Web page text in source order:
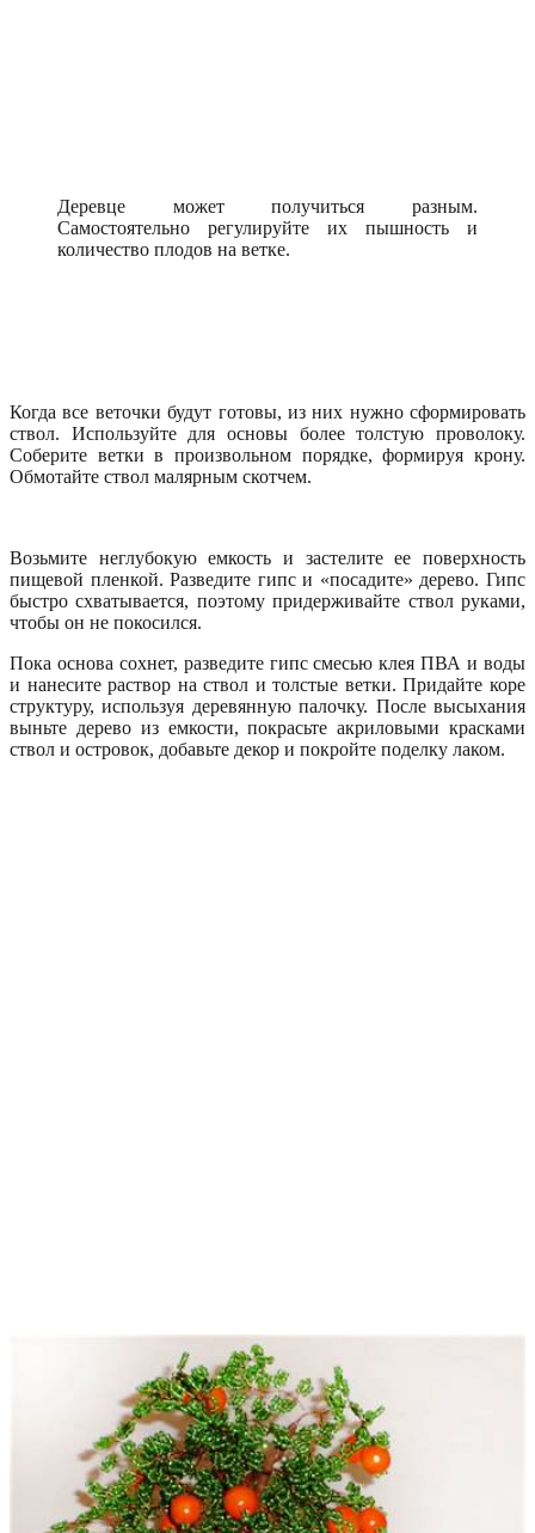
Деревце может получиться разным.
Самостоятельно регулируйте их пышность и
количество плодов на ветке.
Когда все веточки будут готовы, из них нужно сформировать
ствол. Используйте для основы более толстую проволоку.
Соберите ветки в произвольном порядке, формируя крону.
Обмотайте ствол малярным скотчем.
Возьмите неглубокую емкость и застелите ее поверхность
пищевой пленкой. Разведите гипс и «посадите» дерево. Гипс
быстро схватывается, поэтому придерживайте ствол руками,
чтобы он не покосился.
Пока основа сохнет, разведите гипс смесью клея ПВА и воды
и нанесите раствор на ствол и толстые ветки. Придайте коре
структуру, используя деревянную палочку. После высыхания
выньте дерево из емкости, покрасьте акриловыми красками
ствол и островок, добавьте декор и покройте поделку лаком.